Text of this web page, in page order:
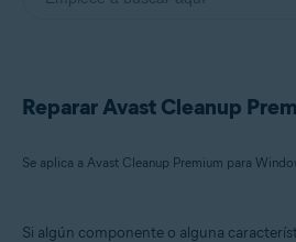
Reparar Avast Cleanup
Se aplica a Avast Cleanup Premium para
Si algún componente o alguna